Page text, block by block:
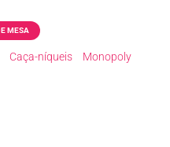
MESA
Caça-níqueis
Monopoly